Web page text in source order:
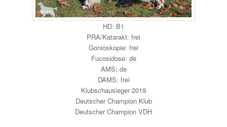
HD: B1
PRA/Katarakt: frei
Gonioskopie: frei
Fucosidose: de
AMS: de
DAMS: frei
Klubschausieger 2019
Deutscher Champion Klub
Deutscher Champion VDH